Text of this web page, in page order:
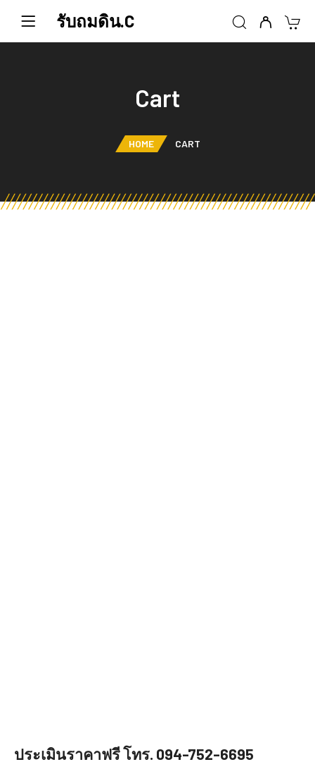
รับถมดิน.C
Cart
HOME CART
ประเมินราคาฟรี โทร. 094-752-6695